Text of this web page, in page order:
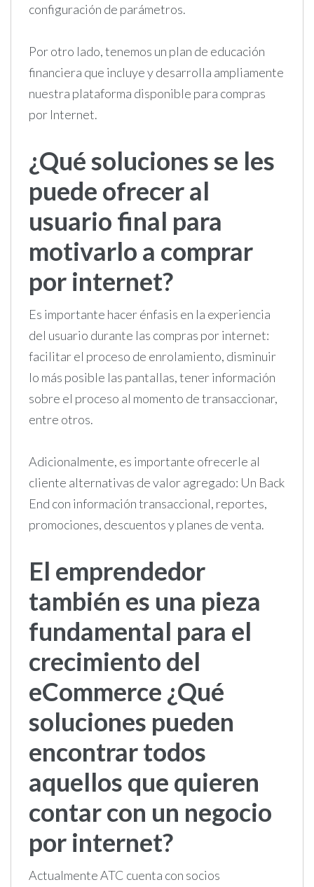
configuración de parámetros.
Por otro lado, tenemos un plan de educación
financiera que incluye y desarrolla ampliamente
nuestra plataforma disponible para compras
por Internet.
¿Qué soluciones se les
puede ofrecer al
usuario final para
motivarlo a comprar
por internet?
Es importante hacer énfasis en la experiencia
del usuario durante las compras por internet:
facilitar el proceso de enrolamiento, disminuir
lo más posible las pantallas, tener información
sobre el proceso al momento de transaccionar,
entre otros.
Adicionalmente, es importante ofrecerle al
cliente alternativas de valor agregado: Un Back
End con información transaccional, reportes,
promociones, descuentos y planes de venta.
El emprendedor
también es una pieza
fundamental para el
crecimiento del
eCommerce ¿Qué
soluciones pueden
encontrar todos
aquellos que quieren
contar con un negocio
por internet?
Actualmente ATC cuenta con socios